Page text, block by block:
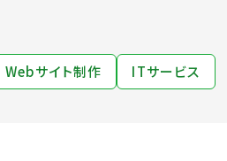
Webサイト制作 ITサービス